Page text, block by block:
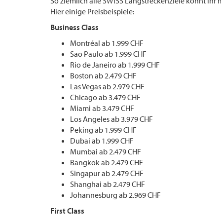
Hier einige Preisbeispiele:
Business Class
Montréal ab 1.999 CHF
Sao Paulo ab 1.999 CHF
Rio de Janeiro ab 1.999 CHF
Boston ab 2.479 CHF
Las Vegas ab 2.979 CHF
Chicago ab 3.479 CHF
Miami ab 3.479 CHF
Los Angeles ab 3.979 CHF
Peking ab 1.999 CHF
Dubai ab 1.999 CHF
Mumbai ab 2.479 CHF
Bangkok ab 2.479 CHF
Singapur ab 2.479 CHF
Shanghai ab 2.479 CHF
Johannesburg ab 2.969 CHF
First Class